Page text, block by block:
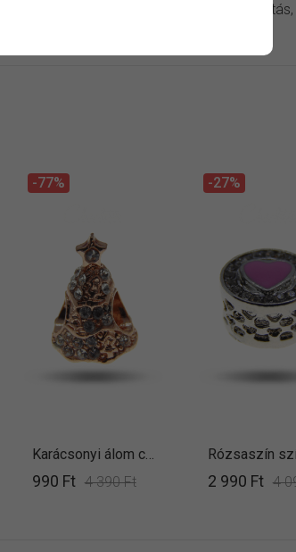
páratartalom, ütés vagy negatív külső
-77%
Karácsonyi álom charm
990 Ft 4 390 Ft
-27%
2 990 Ft 4